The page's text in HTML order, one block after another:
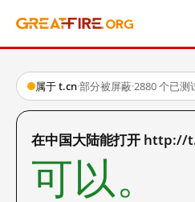
属于 t.cn·部分被屏蔽·2880 个已测
在中国大陆能打开 http://
可以。